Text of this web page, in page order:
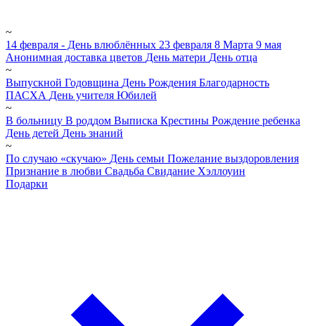
~
14 февраля - День влюблённых 23 февраля 8 Марта 9 мая
Анонимная доставка цветов День матери День отца
~
Выпускной Годовщина День Рождения Благодарность
ПАСХА День учителя Юбилей
~
В больницу В роддом Выписка Крестины Рождение ребенка
День детей День знаний
~
По случаю «скучаю» День семьи Пожелание выздоровления
Признание в любви Свадьба Свидание Хэллоуин
Подарки